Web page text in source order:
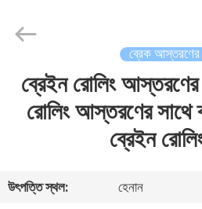
বাড়ি
আমাদের
ব্রেক
ব্রেইন রোলিং
রোলিং আস্তরণের সাথে
ব্রেইন
উৎপত্তি স্থল:
হেনান